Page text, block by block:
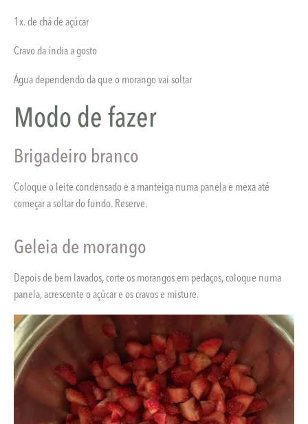
1x. de chá de açúcar
Cravo da índia a gosto
Água dependendo da que o morango vai soltar
Modo de fazer
Brigadeiro branco
Coloque o leite condensado e a manteiga numa panela e mexa até
começar a soltar do fundo. Reserve.
Geleia de morango
Depois de bem lavados, corte os morangos em pedaços, coloque numa
panela, acrescente o açúcar e os cravos e misture.